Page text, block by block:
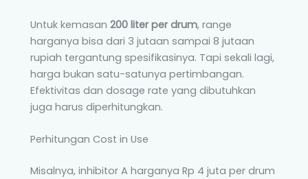
Untuk kemasan 200 liter per drum, range
harganya bisa dari 3 jutaan sampai 8 jutaan
rupiah tergantung spesifikasinya. Tapi sekali lagi,
harga bukan satu-satunya pertimbangan.
Efektivitas dan dosage rate yang dibutuhkan
juga harus diperhitungkan.
Perhitungan Cost in Use
Misalnya, inhibitor A harganya Rp 4 juta per drum